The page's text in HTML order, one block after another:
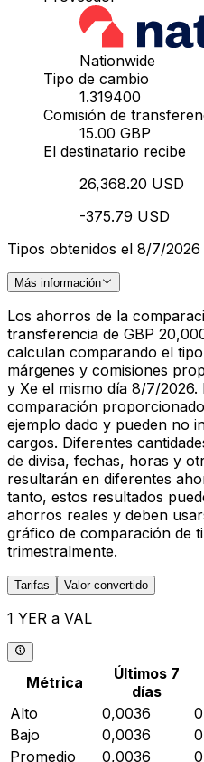
Nationwide
Tipo de cambio
1.319400
Comisión de
15.00 GBP
El destinatario recibe
26,368.20 USD
-375.79 USD
Tipos obtenidos el 8/7/2026
Más información
Los ahorros de la
transferencia de GBP
calculan comparando el
márgenes y comisiones
y Xe el mismo día 8/7/
comparación
ejemplo dado y pueden no
cargos. Diferentes
de divisa, fechas, horas y
resultarán en diferentes
tanto, estos resultados
ahorros reales y deben
gráfico de comparación de
trimestralmente.
Tarifas Valor convertido
1 YER a VAL
Métrica
Últimos 7
días
Alto
0,0036
Bajo
0,0036
Promedio
0,0036